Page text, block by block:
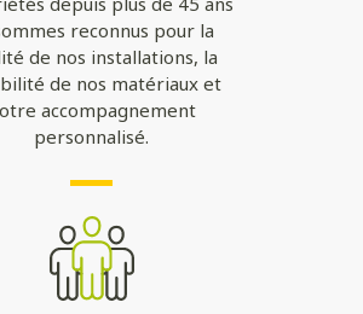
reconnus pour la
de nos installations, la
de nos matériaux et
accompagnement
personnalisé.